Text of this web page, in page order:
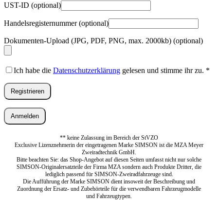
UST-ID (optional)
Handelsregisternummer(optional)
Dokumenten-Upload (JPG, PDF, PNG, max. 2000kb) (optional)
Ich habe die Datenschutzerklärung gelesen und stimme ihr zu. *
Registrieren
Anmelden
** keine Zulassung im Bereich der StVZO
Exclusive Lizenznehmerin der eingetragenen Marke SIMSON ist die MZA Meyer
Zweiradtechnik GmbH.
Bitte beachten Sie: das Shop-Angebot auf diesen Seiten umfasst nicht nur solche
SIMSON-Originalersatzteile der Firma MZA sondern auch Produkte Dritter, die
lediglich passend für SIMSON-Zweiradfahrzeuge sind.
Die Aufführung der Marke SIMSON dient insoweit der Beschreibung und
Zuordnung der Ersatz- und Zubehörteile für die verwendbaren Fahrzeugmodelle
und Fahrzeugtypen.